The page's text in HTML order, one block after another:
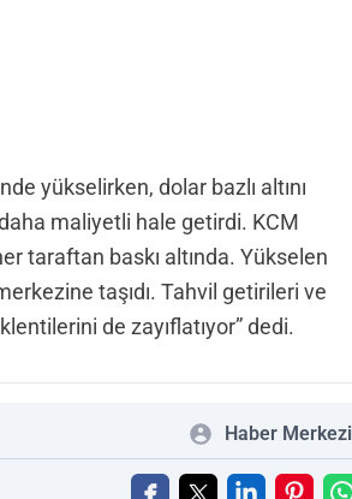
yükselirken, dolar bazlı altını
maliyetli hale getirdi. KCM
taraftan baskı altında. Yükselen
taşıdı. Tahvil getirileri ve
de zayıflatıyor” dedi.
Haber Merkezi